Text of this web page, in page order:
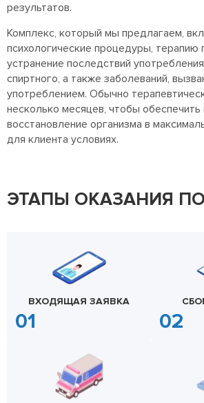
результатов.
Комплекс, который мы предлагаем,
психологические процедуры, терапию
устранение последствий
спиртного, а также заболеваний,
употреблением. Обычно
несколько месяцев, чтобы обеспечить
восстановление организма в
для клиента условиях.
ЭТАПЫ ОКАЗАНИЯ
ВХОДЯЩАЯ ЗАЯВКА